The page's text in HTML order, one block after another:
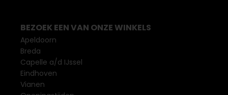
BEZOEK EEN VAN ONZE WINKELS
Apeldoorn
Breda
Capelle a/d IJssel
Eindhoven
Vianen